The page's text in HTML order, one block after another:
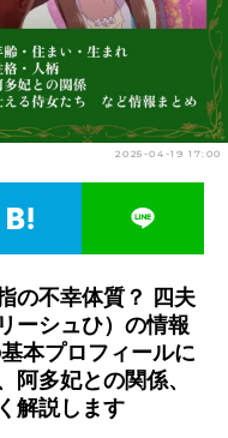
実写化映画一覧
夏アニメ
2025-04-19 17:00
の不幸体質？ 四夫
ーシュひ）の情報
本プロフィールに
阿多妃との関係、
解説します